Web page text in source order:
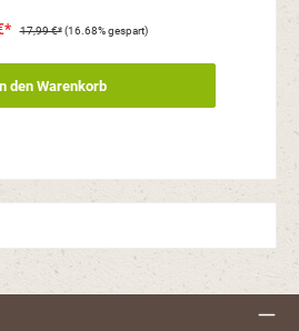
17,99 €* (16.68% gespart)
den Warenkorb